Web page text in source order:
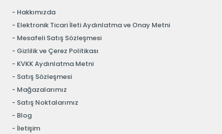
Hakkımızda
Elektronik Ticari İleti Aydınlatma ve Onay Metni
Mesafeli Satış Sözleşmesi
Gizlilik ve Çerez Politikası
KVKK Aydınlatma Metni
Satış Sözleşmesi
Mağazalarımız
Satış Noktalarımız
Blog
İletişim